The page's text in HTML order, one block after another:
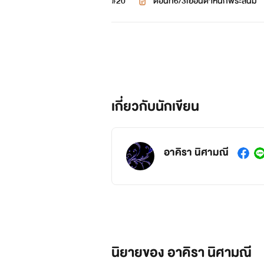
เกี่ยวกับนักเขียน
อาคิรา นิศามณี
นิยายของ อาคิรา นิศามณี